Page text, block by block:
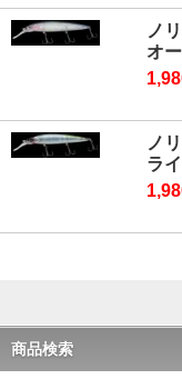
ノ
オ
ノ
ラ
商品検索